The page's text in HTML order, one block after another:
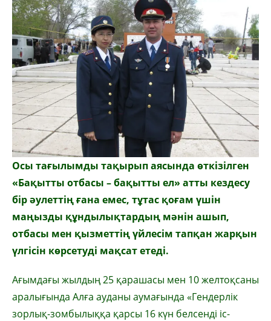
Осы тағылымды тақырып аясында өткізілген
«Бақытты отбасы – бақытты ел» атты кездесу
бір әулеттің ғана емес, тұтас қоғам үшін
маңызды құндылықтардың мәнін ашып,
отбасы мен қызметтің үйлесім тапқан жарқын
үлгісін көрсетуді мақсат етеді.
Ағымдағы жылдың 25 қарашасы мен 10 желтоқсаны
аралығында Алға ауданы аумағында «Гендерлік
зорлық-зомбылыққа қарсы 16 күн белсенді іс-